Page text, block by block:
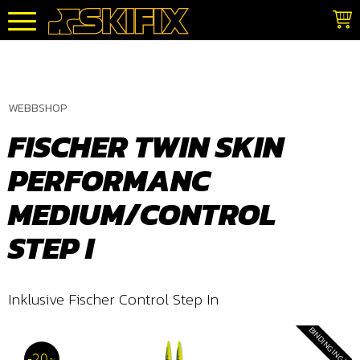
Meny
WEBBSHOP
FISCHER TWIN SKIN
PERFORMANC
MEDIUM/CONTROL
STEP I
Inklusive Fischer Control Step In
BINDING INGÅR